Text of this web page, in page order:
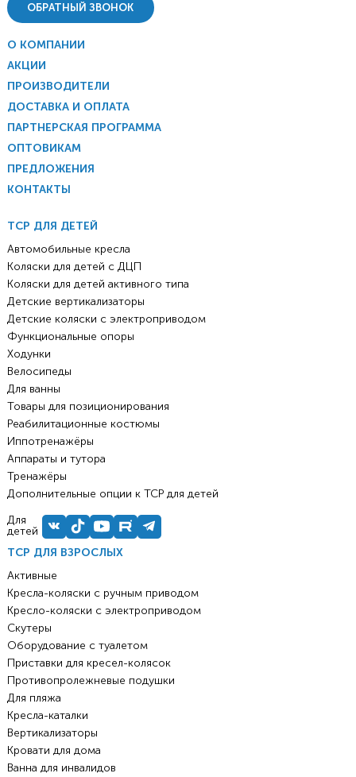
ОБРАТНЫЙ ЗВОНОК
О КОМПАНИИ
АКЦИИ
ПРОИЗВОДИТЕЛИ
ДОСТАВКА И ОПЛАТА
ПАРТНЕРСКАЯ ПРОГРАММА
ОПТОВИКАМ
ПРЕДЛОЖЕНИЯ
КОНТАКТЫ
ТСР ДЛЯ ВЗРОСЛЫХ
Активные
Кресла-коляски с ручным приводом
Кресло-коляски с электроприводом
Скутеры
Оборудование с туалетом
Приставки для кресел-колясок
Противопролежневые подушки
Для пляжа
Кресла-каталки
Вертикализаторы
Кровати для дома
Ванна для инвалидов
ТСР ДЛЯ ДЕТЕЙ
Автомобильные кресла
Коляски для детей с ДЦП
Коляски для детей активного типа
Детские вертикализаторы
Детские коляски с электроприводом
Функциональные опоры
Ходунки
Велосипеды
Для ванны
Товары для позиционирования
Реабилитационные костюмы
Иппотренажёры
Аппараты и тутора
Тренажёры
Дополнительные опции к ТСР для детей
Для
детей